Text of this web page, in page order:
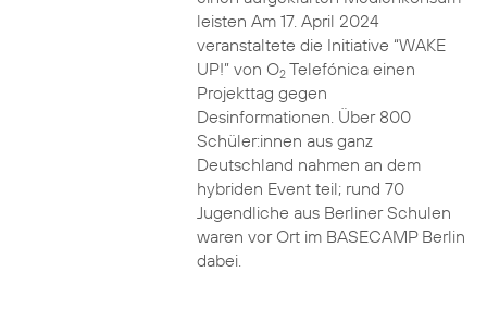
leisten Am 17. April 2024
veranstaltete die Initiative “WAKE
UP!” von O2Telefónica einen
Projekttag gegen
Desinformationen. Über 800
Schüler:innen aus ganz
Deutschland nahmen an dem
hybriden Event teil; rund 70
Jugendliche aus Berliner Schulen
waren vor Ort im BASECAMP Berlin
dabei.